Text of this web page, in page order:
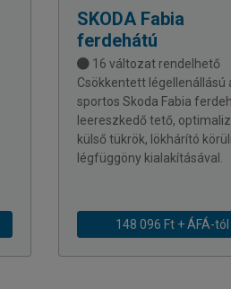
SKODA Fabia
ferdehátú
16 változat rendelhető
Csökkentett légellenállású
sportos Skoda Fabia
leereszkedő tető,
külső tükrök, lökhárító körüli
légfüggöny kialakításával.
148 096 Ft + ÁFÁ-tól